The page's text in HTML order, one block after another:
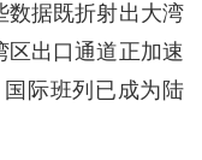
数据既折射出大湾
区出口通道正加速
国际班列已成为陆